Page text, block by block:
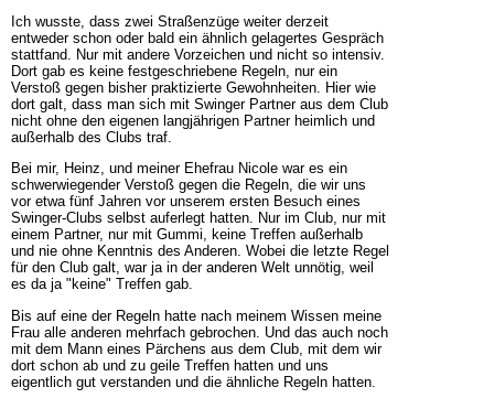
Ich wusste, dass zwei Straßenzüge weiter derzeit
entweder schon oder bald ein ähnlich gelagertes Gespräch
stattfand. Nur mit andere Vorzeichen und nicht so intensiv.
Dort gab es keine festgeschriebene Regeln, nur ein
Verstoß gegen bisher praktizierte Gewohnheiten. Hier wie
dort galt, dass man sich mit Swinger Partner aus dem Club
nicht ohne den eigenen langjährigen Partner heimlich und
außerhalb des Clubs traf.
Bei mir, Heinz, und meiner Ehefrau Nicole war es ein
schwerwiegender Verstoß gegen die Regeln, die wir uns
vor etwa fünf Jahren vor unserem ersten Besuch eines
Swinger-Clubs selbst auferlegt hatten. Nur im Club, nur mit
einem Partner, nur mit Gummi, keine Treffen außerhalb
und nie ohne Kenntnis des Anderen. Wobei die letzte Regel
für den Club galt, war ja in der anderen Welt unnötig, weil
es da ja "keine" Treffen gab.
Bis auf eine der Regeln hatte nach meinem Wissen meine
Frau alle anderen mehrfach gebrochen. Und das auch noch
mit dem Mann eines Pärchens aus dem Club, mit dem wir
dort schon ab und zu geile Treffen hatten und uns
eigentlich gut verstanden und die ähnliche Regeln hatten.